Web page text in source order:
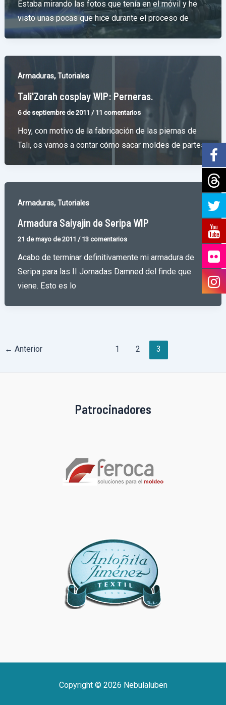
Estaba mirando las fotos que tenía en el móvil y he
visto unas pocas que hice durante el proceso de
Armaduras,Tutoriales
Tali'Zorah cosplay WIP: Perneras.
6 de septiembre de 2011 / 11 comentarios
Hoy, con motivo de la fabricación de las piernas de
Tali, os vamos a contar cómo sacar moldes de partes
Armaduras,Tutoriales
Armadura Saiyajin de Seripa WIP
21 de mayo de 2011 / 13 comentarios
Acabo de terminar definitivamente mi armadura de
Seripa para las II Jornadas Damned del finde que
viene. Esto es lo
Paginación
← Anterior 1 2 3
Patrocinadores
Copyright © 2026 Nebulaluben